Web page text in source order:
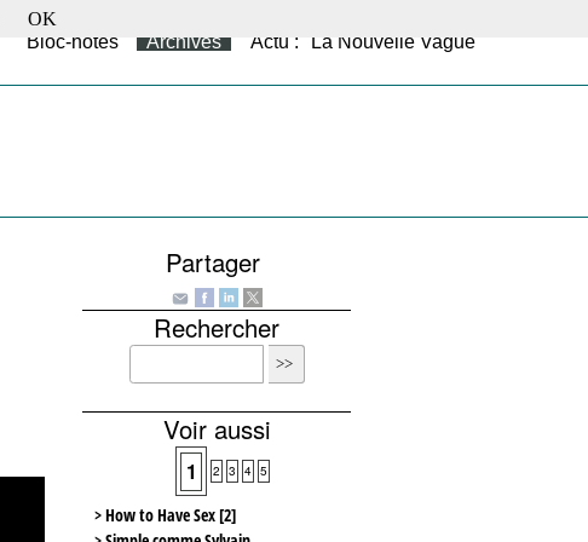
Bloc-notes Archives
Actu : "La Nouvelle Vague"
Partager
Rechercher
Voir aussi
1 2 3 4 5
> How to Have Sex [2]
OK